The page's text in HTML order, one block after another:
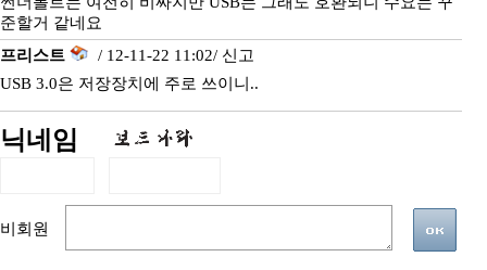
준할거 같네요
프리스트
/ 12-11-22 11:02/ 신고
USB 3.0은 저장장치에 주로 쓰이니..
닉네임
비회원